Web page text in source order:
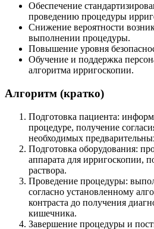
Обеспечение
проведению процедуры
Снижение вероятности
выполнении процедуры.
Повышение уровня
Обучение и поддержка
алгоритма ирригоскопии.
Алгоритм (кратко)
Подготовка пациента:
процедуре, получение
необходимых
Подготовка оборудования:
аппарата для ирригоскопии,
раствора.
Проведение процедуры:
согласно установленному
контраста до получения
кишечника.
Завершение процедуры и